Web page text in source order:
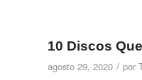
10 Discos
agosto 29, 2020 / por